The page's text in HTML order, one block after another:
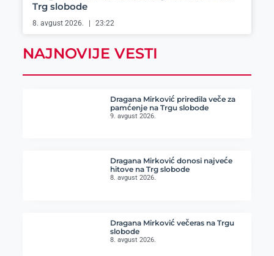
Trg slobode
8. avgust 2026. 23:22
NAJNOVIJE VESTI
Dragana Mirković priredila veče za
pamćenje na Trgu slobode
9. avgust 2026.
Dragana Mirković donosi najveće
hitove na Trg slobode
8. avgust 2026.
Dragana Mirković večeras na Trgu
slobode
8. avgust 2026.